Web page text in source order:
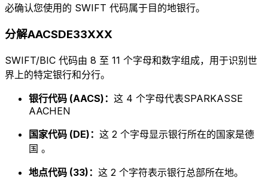
必确认您使用的 SWIFT 代码属于目的地银行。
分解AACSDE33XXX
SWIFT/BIC 代码由 8 至 11 个字母和数字组成，用于识别世
界上的特定银行和分行。
银行代码 (AACS)： 这 4 个字母代表SPARKASSE
AACHEN
国家代码 (DE)： 这 2 个字母显示银行所在的国家是德
国 。
地点代码 (33)： 这 2 个字符表示银行总部所在地。